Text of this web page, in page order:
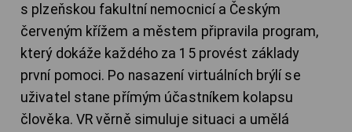
s plzeňskou fakultní nemocnicí a Českým
červeným křížem a městem připravila program,
který dokáže každého za 15 provést základy
první pomoci. Po nasazení virtuálních brýlí se
uživatel stane přímým účastníkem kolapsu
člověka. VR věrně simuluje situaci a umělá